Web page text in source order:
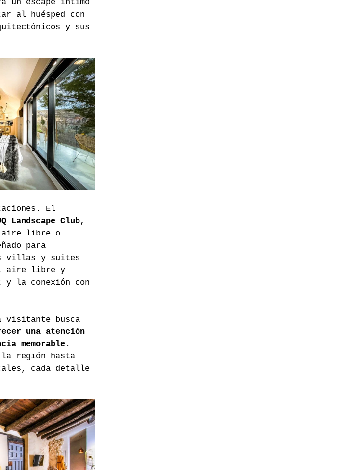
un escape íntimo
al huésped con
y sus
El
Landscape Club,
aire libre o
para
villas y suites
aire libre y
y la conexión con
visitante busca
una atención
memorable .
región hasta
cada detalle